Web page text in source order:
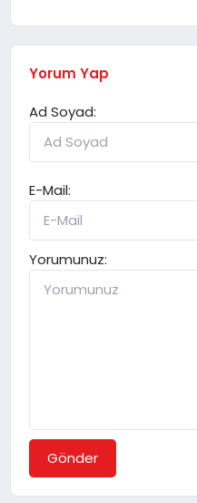
Yorum Yap
Ad Soyad:
E-Mail:
Yorumunuz:
Gönder